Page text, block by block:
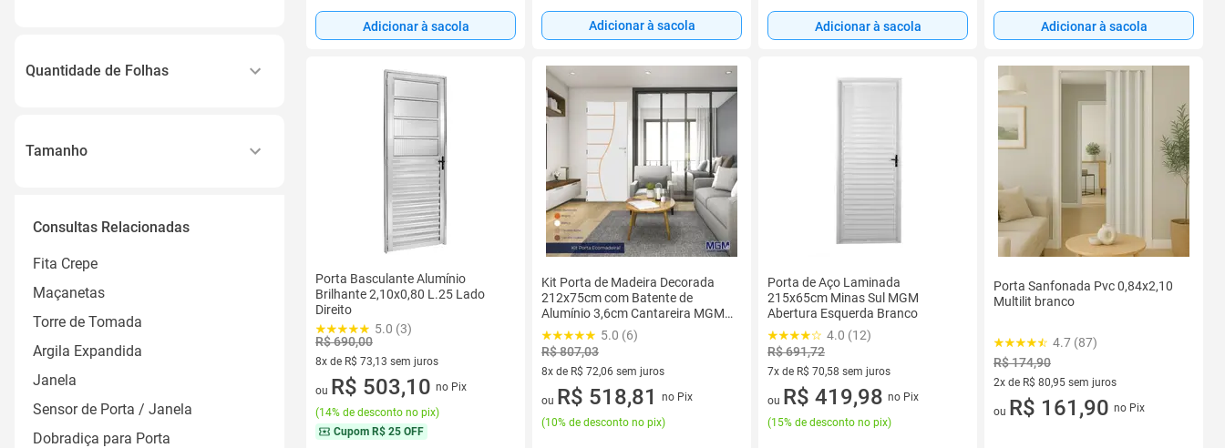
Entrada da Casa / Varanda /
Quantidade de Folhas
01
Ver todos
Tamanho
90cm X 210cm
Consultas Relacionadas
Fita Crepe
Maçanetas
Torre de Tomada
Argila Expandida
Janela
Sensor de Porta / Janela
Dobradiça para Porta
Adicionar à sacola Adicionar à sacola Adicionar à sacola Adicionar à sacola
Porta Basculante Alumínio
Brilhante 2,10x0,80 L.25 Lado
Direito
5.0 (3)
R$ 690,00
8x de R$ 73,13 sem juros
8 vez de R$ 73,13 sem juros
ou R$ 503,10 no Pix
(14% de desconto no pix)
Cupom R$ 25 OFF
Kit Porta de Madeira Decorada
212x75cm com Batente de
Alumínio 3,6cm Cantareira MGM
Branco
5.0 (6)
R$ 807,03
8x de R$ 72,06 sem juros
8 vez de R$ 72,06 sem juros
ou R$ 518,81
no Pix
(10% de desconto no pix)
Porta de Aço Laminada
215x65cm Minas Sul MGM
Abertura Esquerda Branco
4.0 (12)
R$ 691,72
7x de R$ 70,58 sem juros
7 vez de R$ 70,58 sem juros
ou R$ 419,98 no Pix
(15% de desconto no pix)
Porta Sanfonada Pvc 0,84x2,10
Multilit branco
4.7 (87)
R$ 174,90
2x de R$ 80,95 sem juros
2 vez de R$ 80,95 sem juros
ou R$ 161,90 no Pix